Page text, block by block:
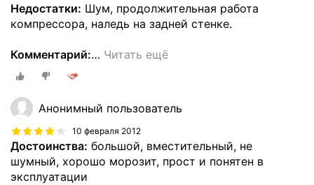
Недостатки: Шум, продолжительная работа
компрессора, наледь на задней стенке.
Комментарий:… Читать ещё
Анонимный пользователь
10 февраля 2012
Достоинства: большой, вместительный, не
шумный, хорошо морозит, прост и понятен в
эксплуатации